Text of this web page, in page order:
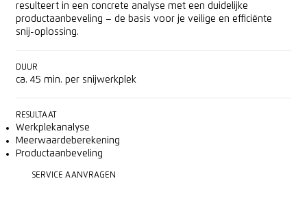
resulteert in een concrete analyse met een duidelijke
productaanbeveling – de basis voor je veilige en efficiënte
snij-oplossing.
DUUR
ca. 45 min. per snijwerkplek
RESULTAAT
Werkplekanalyse
Meerwaardeberekening
Productaanbeveling
SERVICE AANVRAGEN